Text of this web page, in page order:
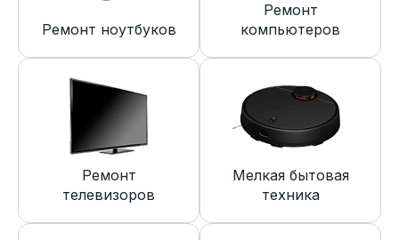
Ремонт ноутбуков
Ремонт
компьютеров
Ремонт
телевизоров
Мелкая бытовая
техника